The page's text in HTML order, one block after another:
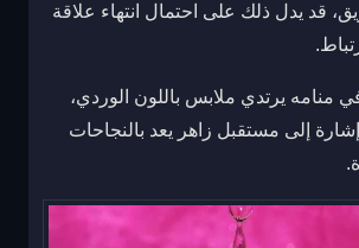
قد يدل ذلك على احتمال انتهاء علاقة
منامه يرتدي ملابس باللون الوردي،
إلى مستقبل زاهر يعد بالنجاحات